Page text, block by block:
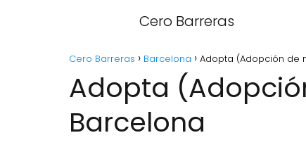
Cero Barreras
Cero Barreras Barcelona Adopta (Adopción de
Adopta
Barcelona